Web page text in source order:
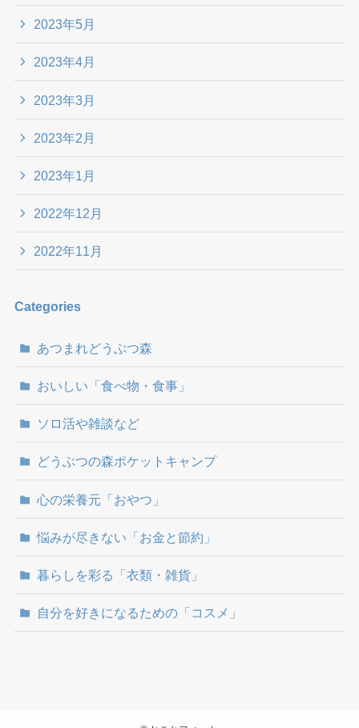
2023年5月
2023年4月
2023年3月
2023年2月
2023年1月
2022年12月
2022年11月
Categories
あつまれどうぶつ森
おいしい「食べ物・食事」
ソロ活や雑談など
どうぶつの森ポケットキャンプ
心の栄養元「おやつ」
悩みが尽きない「お金と節約」
暮らしを彩る「衣類・雑貨」
自分を好きになるための「コスメ」